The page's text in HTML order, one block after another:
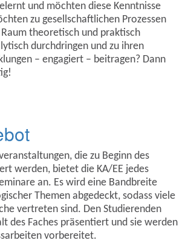
und möchten diese Kenntnisse
zu gesellschaftlichen Prozessen
theoretisch und praktisch
durchdringen und zu ihren
– engagiert – beitragen? Dann
die zu Beginn des
werden, bietet die KA/EE jedes
an. Es wird eine Bandbreite
Themen abgedeckt, sodass viele
vertreten sind. Den Studierenden
des Faches präsentiert und sie werden
vorbereitet.